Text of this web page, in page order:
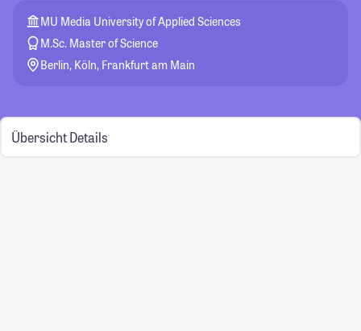
MU Media University of Applied Sciences
M.Sc. Master of Science
Berlin, Köln, Frankfurt am Main
Übersicht Details